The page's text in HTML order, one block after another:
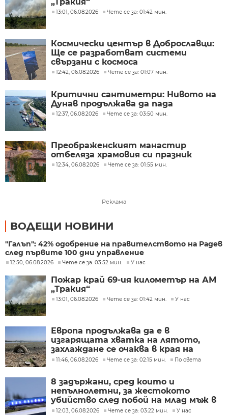
13:01, 06.08.2026 Чете се за: 01:42 мин.
Космически център в Доброславци:
Ще се разработват системи
свързани с космоса
12:42, 06.08.2026 Чете се за: 01:07 мин.
Критични сантиметри: Нивото на
Дунав продължава да пада
12:37, 06.08.2026 Чете се за: 03:50 мин.
Преображенският манастир
отбеляза храмовия си празник
12:34, 06.08.2026 Чете се за: 01:55 мин.
Реклама
ВОДЕЩИ НОВИНИ
"Галъп": 42% одобрение на правителството на Радев
след първите 100 дни управление
12:50, 06.08.2026 Чете се за: 03:52 мин. У нас
Пожар край 69-ия километър на АМ
„Тракия“
13:01, 06.08.2026 Чете се за: 01:42 мин. У нас
Европа продължава да е в
изгарящата хватка на лятото,
захлаждане се очаква в края на
седмицата
11:46, 06.08.2026 Чете се за: 02:15 мин. По света
8 задържани, сред които и
непълнолетни, за жестокото
убийство след побой на млад мъж в
Пловдив
12:03, 06.08.2026 Чете се за: 03:22 мин. У нас